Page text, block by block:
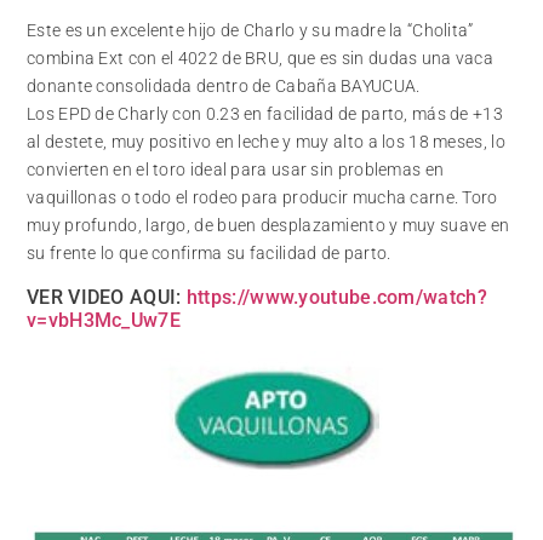
Este es un excelente hijo de Charlo y su madre la “Cholita”
combina Ext con el 4022 de BRU, que es sin dudas una vaca
donante consolidada dentro de Cabaña BAYUCUA.
Los EPD de Charly con 0.23 en facilidad de parto, más de +13
al destete, muy positivo en leche y muy alto a los 18 meses, lo
convierten en el toro ideal para usar sin problemas en
vaquillonas o todo el rodeo para producir mucha carne. Toro
muy profundo, largo, de buen desplazamiento y muy suave en
su frente lo que confirma su facilidad de parto.
VER VIDEO AQUI: https://www.youtube.com/watch?
v=vbH3Mc_Uw7E